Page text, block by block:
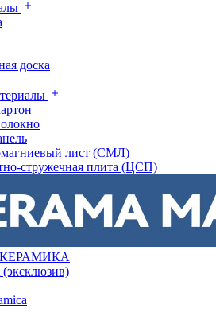
доска
лист (СМЛ)
стружечная плита (ЦСП)